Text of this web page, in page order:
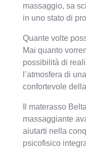
massaggio, sa
in uno stato di
Quante volte
Mai quanto
possibilità di
l’atmosfera di
confortevole
Il materasso
massaggiante
aiutarti nella
psicofisico